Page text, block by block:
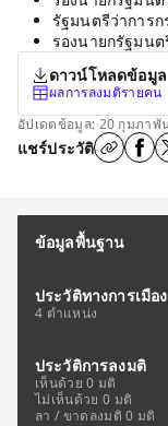
รัฐมนตรีว่าการก
รองนายกรัฐมนต
ดาวน์โหลดข้อมูล
ผลการลงมติรายคน
อัปเดตข้อมูล: 20 กุมภาพั
แชร์ประวัติ
ข้อมูลพื้นฐาน
ประวัติทางการเมือง
4 ตำแหน่ง
ประวัติการลงมติ
เห็นด้วย 0 มติ
ไม่เห็นด้วย 0 มติ
ลา / ขาดลงมติ 0 มติ